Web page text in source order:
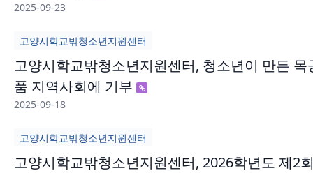
2025-09-23
고양시학교밖청소년지원센터
고양시학교밖청소년지원센터, 청소년이 만든 목
품 지역사회에 기부
2025-09-18
고양시학교밖청소년지원센터
고양시학교밖청소년지원센터, 2026학년도 제2